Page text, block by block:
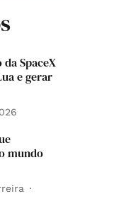
SpaceX
e gerar
mundo